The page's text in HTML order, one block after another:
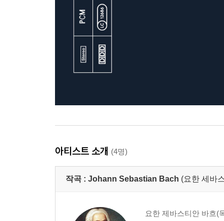
아티스트 소개 (4명)
작곡 : Johann Sebastian Bach (요한 세바
요한 제바스티안 바흐(